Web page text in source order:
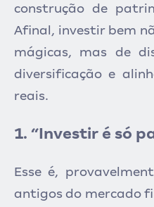
construção de
Afinal, investir bem
mágicas, mas de
diversificação e
reais.
1. “Investir é só
Esse é,
antigos do mercado